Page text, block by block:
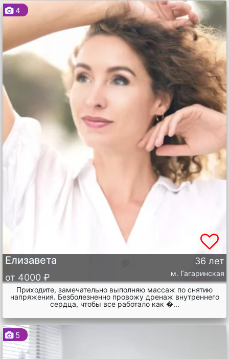
4
Елизавета
от 4000 ₽
36 лет
м. Гагаринская
Приходите, замечательно выполняю массаж по снятию
напряжения. Безболезненно провожу дренаж внутреннего
сердца, чтобы все работало как �...
5